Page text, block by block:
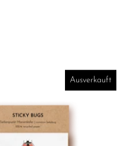
Ausverkauft